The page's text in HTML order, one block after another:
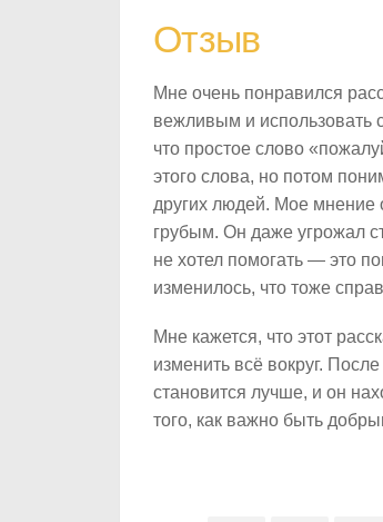
Отзыв
Мне очень понравился
вежливым и использовать
что простое слово
этого слова, но потом
других людей. Мое мнение
грубым. Он даже угрожал
не хотел помогать — это
изменилось, что тоже
Мне кажется, что этот
изменить всё вокруг.
становится лучше, и он
того, как важно быть